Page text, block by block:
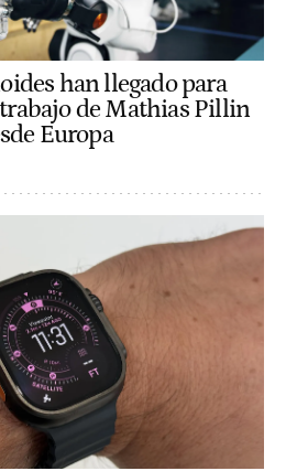
han llegado para
trabajo de Mathias Pillin
Europa